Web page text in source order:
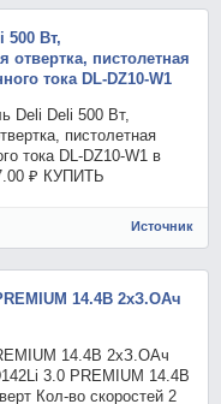
500 Вт,
отвертка, пистолетная
тока DL-DZ10-W1
Deli Deli 500 Вт,
пистолетная
тока DL-DZ10-W1 в
₽ КУПИТЬ
Источник
14.4В 2хЗ.ОАч
14.4В 2хЗ.ОАч
3.0 PREMIUM 14.4В
Кол-во скоростей 2